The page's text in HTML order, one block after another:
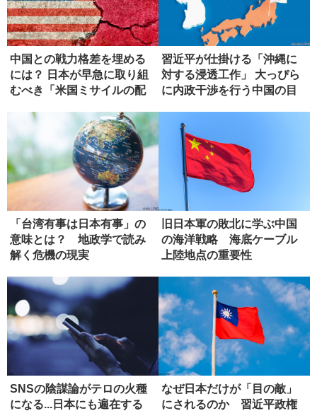
中国との戦力格差を埋める
には？ 日本が早急に取り組
むべき「米国ミサイルの配
習近平が仕掛ける「沖縄に
対する浸透工作」 大っぴら
に内政干渉を行う中国の目
「台湾有事は日本有事」の
意味とは？ 地政学で読み
解く危機の現実
旧日本軍の敗北に学ぶ中国
の海洋戦略 海底ケーブル
上陸地点の重要性
SNSの陰謀論がテロの火種
になる...日本にも遍在する
なぜ日本だけが「目の敵」
にされるのか 習近平政権